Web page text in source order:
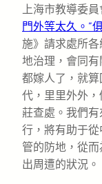
上海市教導委員
門外等太久。”
施》請求處所各
地治理，會同
都嫁人了，就
代，里里外外
莊查處。我們
行，將有助于
管的防地，從
出周遭的狀況。